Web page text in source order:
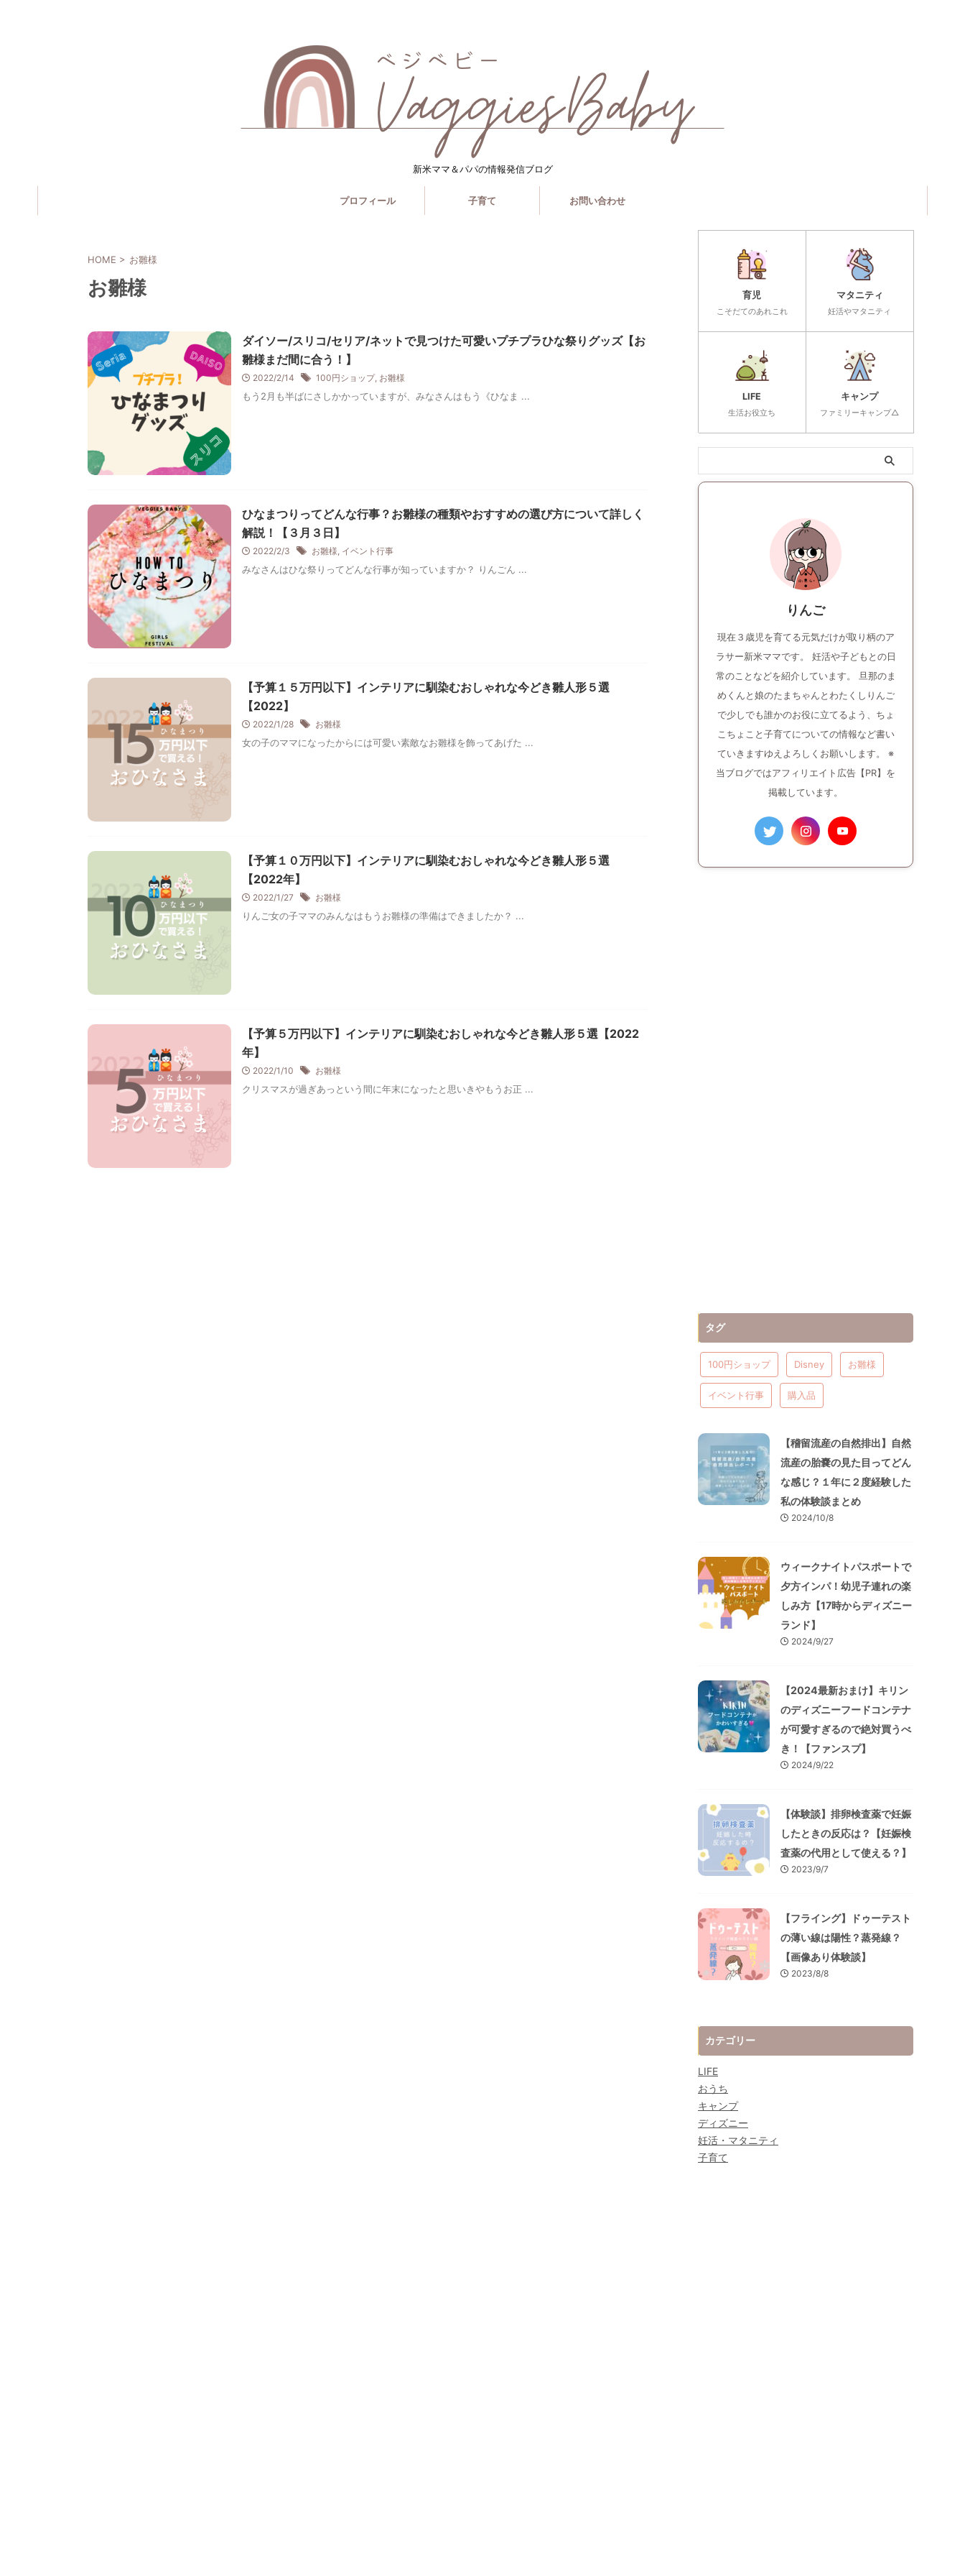
新米ママ＆パパの情報発信ブログ
プロフィール 子育て お問い合わせ
HOME > お雛様
お雛様
ダイソー/スリコ/セリア/ネットで見つけた可愛いプチプラひな祭りグッズ【お
雛様まだ間に合う！】
2022/2/14 100円ショップ, お雛様
もう2月も半ばにさしかかっていますが、みなさんはもう《ひなま ...
ひなまつりってどんな行事？お雛様の種類やおすすめの選び方について詳しく
解説！【３月３日】
2022/2/3 お雛様, イベント行事
みなさんはひな祭りってどんな行事が知っていますか？ りんごん ...
【予算１５万円以下】インテリアに馴染むおしゃれな今どき雛人形５選
【2022】
2022/1/28 お雛様
女の子のママになったからには可愛い素敵なお雛様を飾ってあげた ...
【予算１０万円以下】インテリアに馴染むおしゃれな今どき雛人形５選
【2022年】
2022/1/27 お雛様
りんご女の子ママのみんなはもうお雛様の準備はできましたか？ ...
【予算５万円以下】インテリアに馴染むおしゃれな今どき雛人形５選【2022
年】
2022/1/10 お雛様
クリスマスが過ぎあっという間に年末になったと思いきやもうお正 ...
育児
こそだてのあれこれ
マタニティ
妊活やマタニティ
LIFE
生活お役立ち
キャンプ
ファミリーキャンプ△
りんご
現在３歳児を育てる元気だけが取り柄のア
ラサー新米ママです。 妊活や子どもとの日
常のことなどを紹介しています。 旦那のま
めくんと娘のたまちゃんとわたくしりんご
で少しでも誰かのお役に立てるよう、ちょ
こちょこと子育てについての情報など書い
ていきますゆえよろしくお願いします。 ※
当ブログではアフィリエイト広告【PR】を
掲載しています。
タグ
100円ショップ Disney お雛様
イベント行事 購入品
【稽留流産の自然排出】自然
流産の胎嚢の見た目ってどん
な感じ？１年に２度経験した
私の体験談まとめ
2024/10/8
ウィークナイトパスポートで
夕方インパ！幼児子連れの楽
しみ方【17時からディズニー
ランド】
2024/9/27
【2024最新おまけ】キリン
のディズニーフードコンテナ
が可愛すぎるので絶対買うべ
き！【ファンスプ】
2024/9/22
【体験談】排卵検査薬で妊娠
したときの反応は？【妊娠検
査薬の代用として使える？】
2023/9/7
【フライング】ドゥーテスト
の薄い線は陽性？蒸発線？
【画像あり体験談】
2023/8/8
カテゴリー
LIFE
おうち
キャンプ
ディズニー
妊活・マタニティ
子育て